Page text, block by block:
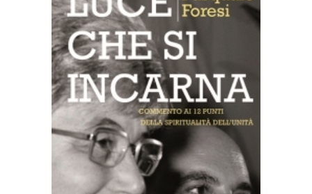
AGGIUNGI AL CARRELLO